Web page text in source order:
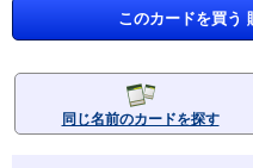
このカードを買う
同じ名前のカードを探す